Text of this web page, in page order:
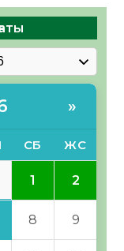
»
СБ ЖС
1 2
8 9